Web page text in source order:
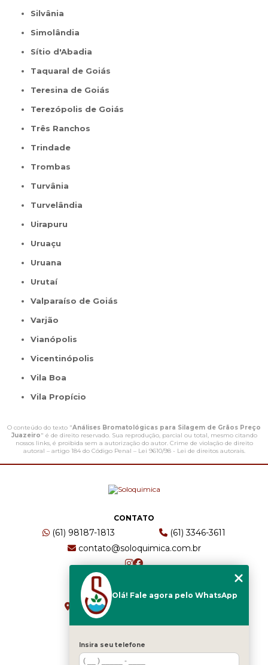
Silvânia
Simolândia
Sítio d'Abadia
Taquaral de Goiás
Teresina de Goiás
Terezópolis de Goiás
Três Ranchos
Trindade
Trombas
Turvânia
Turvelândia
Uirapuru
Uruaçu
Uruana
Urutaí
Valparaíso de Goiás
Varjão
Vianópolis
Vicentinópolis
Vila Boa
Vila Propício
O conteúdo do texto "Análises Bromatológicas para Silagem de Grãos Preço
Juazeiro" é de direito reservado. Sua reprodução, parcial ou total, mesmo citando
nossos links, é proibida sem a autorização do autor. Crime de violação de direito
autoral – artigo 184 do Código Penal – Lei 9610/98 - Lei de direitos autorais.
CONTATO
(61) 98187-1813
(61) 3346-3611
contato@soloquimica.com.br
ENDEREÇO
CRS 511 Sul, Bl B, Sl 49 - Asa Sul
Brasília - DF - CEP: 70361-520
Olá! Fale agora pelo WhatsApp
Insira seu telefone